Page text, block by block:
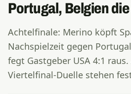
Portugal, Belgien die
Achtelfinale: Merino köpft
Nachspielzeit gegen
fegt Gastgeber USA 4:1
Viertelfinal-Duelle stehen